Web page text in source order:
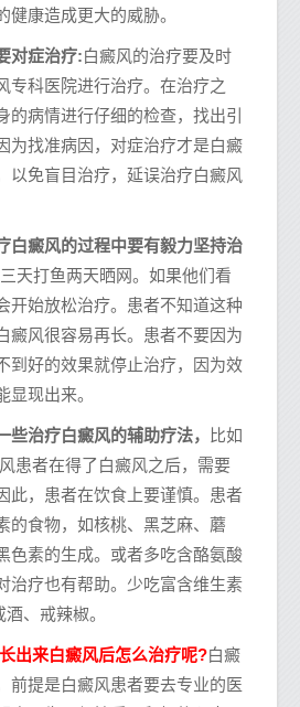
健康造成更大的威胁。
症治疗:白癜风的治疗要及时
专科医院进行治疗。在治疗之
的病情进行仔细的检查，找出引
为找准病因，对症治疗才是白癜
以免盲目治疗，延误治疗白癜风
癜风的过程中要有毅力坚持治
天打鱼两天晒网。如果他们看
开始放松治疗。患者不知道这种
癜风很容易再长。患者不要因为
到好的效果就停止治疗，因为效
显现出来。
治疗白癜风的辅助疗法，
比如
患者在得了白癜风之后，需要
此，患者在饮食上要谨慎。患者
的食物，如核桃、黑芝麻、蘑
色素的生成。或者多吃含酪氨酸
治疗也有帮助。少吃富含维生素
、戒辣椒。
出来白癜风后怎么治疗呢?白癜
前提是白癜风患者要去专业的医